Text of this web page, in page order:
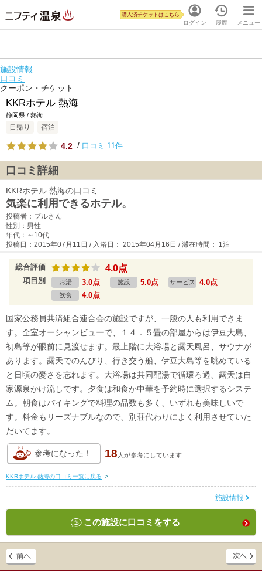
ログイン
購入済チケットはこちら
履歴 メニュー
施設情報
口コミ
クーポン・チケット
KKRホテル 熱海
静岡県 / 熱海
日帰り 宿泊
4.2 / 口コミ 11件
口コミ詳細
KKRホテル 熱海の口コミ
気楽に利用できるホテル。
投稿者：ブルさん
性別：男性
年代：～10代
投稿日：2015年07月11日 / 入浴日： 2015年04月16日 / 滞在時間： 1泊
総合評価 4.0点
項目別 お湯 3.0点 施設 5.0点 サービス 4.0点
飲食 4.0点
国家公務員共済組合連合会の施設ですが、一般の人も利用できま
す。全室オーシャンビューで、１４．５畳の部屋からは伊豆大島、
初島等が眼前に見渡せます。最上階に大浴場と露天風呂、サウナが
あります。露天でのんびり、行き交う船、伊豆大島等を眺めている
と日頃の憂さを忘れます。大浴場は共同配湯で循環ろ過、露天は自
家源泉かけ流しです。夕食は和食か中華を予約時に選択するシステ
ム。朝食はバイキングで料理の品数も多く、いずれも美味しいで
す。料金もリーズナブルなので、別荘代わりによく利用させていた
だいてます。
参考になった！ 18 人が参考にしています
KKRホテル 熱海の口コミ一覧に戻る >
施設情報
この施設に口コミをする